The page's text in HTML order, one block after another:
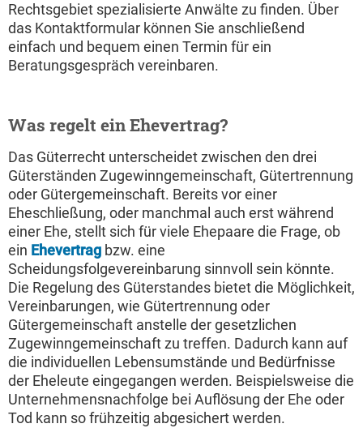
Rechtsgebiet spezialisierte Anwälte zu finden. Über
das Kontaktformular können Sie anschließend
einfach und bequem einen Termin für ein
Beratungsgespräch vereinbaren.
Was regelt ein Ehevertrag?
Das Güterrecht unterscheidet zwischen den drei
Güterständen Zugewinngemeinschaft, Gütertrennung
oder Gütergemeinschaft. Bereits vor einer
Eheschließung, oder manchmal auch erst während
einer Ehe, stellt sich für viele Ehepaare die Frage, ob
ein Ehevertrag bzw. eine
Scheidungsfolgevereinbarung sinnvoll sein könnte.
Die Regelung des Güterstandes bietet die Möglichkeit,
Vereinbarungen, wie Gütertrennung oder
Gütergemeinschaft anstelle der gesetzlichen
Zugewinngemeinschaft zu treffen. Dadurch kann auf
die individuellen Lebensumstände und Bedürfnisse
der Eheleute eingegangen werden. Beispielsweise die
Unternehmensnachfolge bei Auflösung der Ehe oder
Tod kann so frühzeitig abgesichert werden.